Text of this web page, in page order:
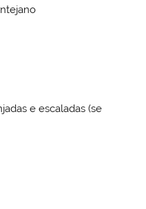
e escaladas (se